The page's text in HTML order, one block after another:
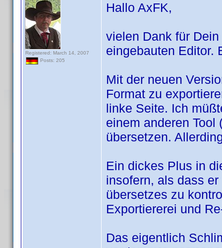
Registered: March 14, 2007
Posts: 205
Hallo AxFK,
vielen Dank für
eingebauten
Mit der neuen
Format zu
linke Seite. Ich
einem anderen
übersetzen.
Ein dickes Plus in
insofern, als dass
übersetzes zu
Exportiererei und
Das eigentlich